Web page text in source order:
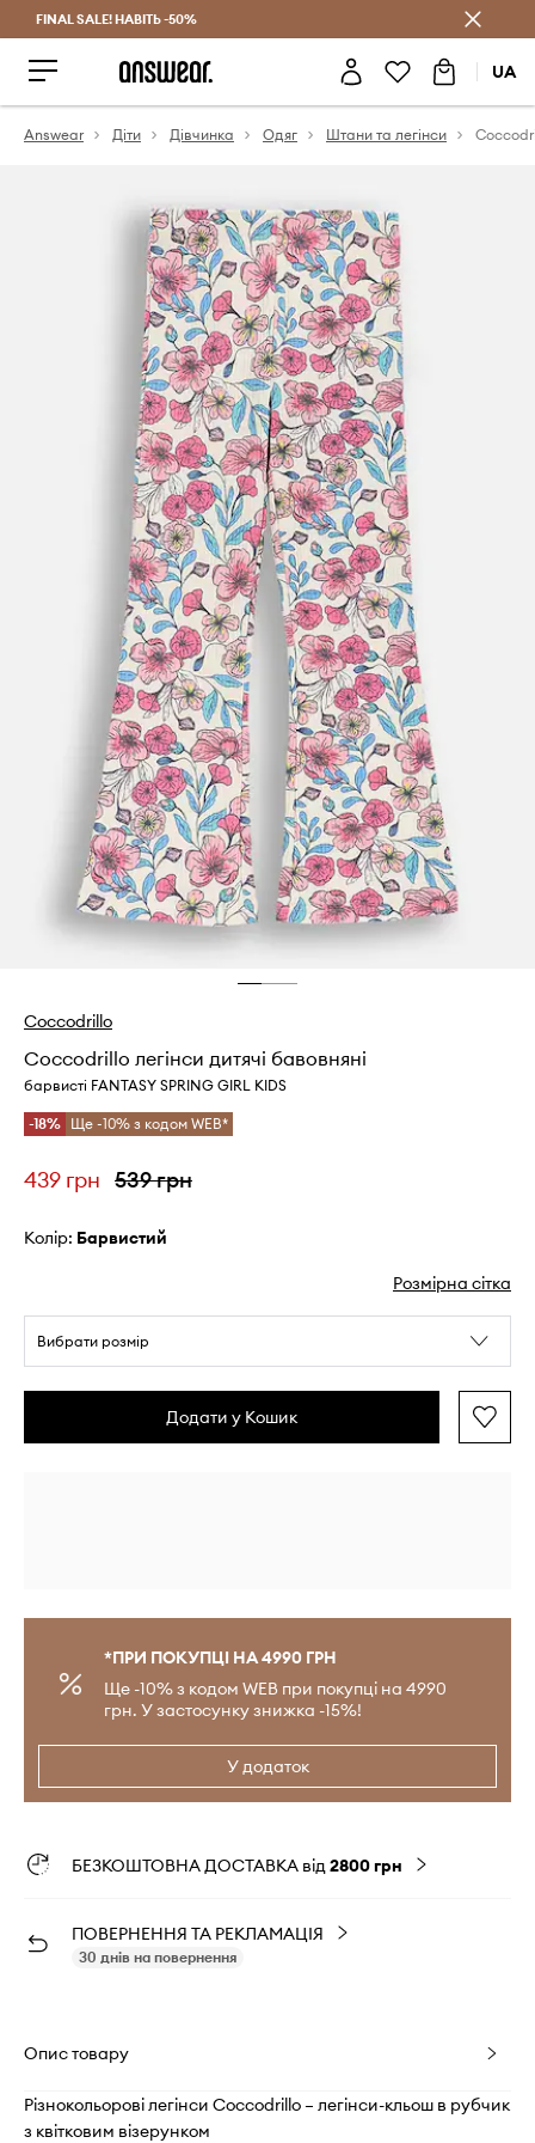
Заощаджуй з Answear Club
FINAL SALE! НАВІТЬ -50%
UA
Answear Діти Дівчинка Одяг Штани та легінси
Coccodrillo
Coccodrillo легінси дитячі бавовняні
барвисті FANTASY SPRING GIRL KIDS
-18% Ще -10% з кодом WEB*
439 грн 539 грн
Колір: барвистий
Розмірна сітка
Вибрати розмір
Додати у Кошик
*ПРИ ПОКУПЦІ НА 4990 ГРН
Ще -10% з кодом WEB при покупці на 4990
грн. У застосунку знижка -15%!
У додаток
БЕЗКОШТОВНА ДОСТАВКА від2800 грн
ПОВЕРНЕННЯ ТА РЕКЛАМАЦІЯ
30 днів на повернення
Опис товару
Різнокольорові легінси Coccodrillo – легінси-кльош в рубчик
з квітковим візерунком